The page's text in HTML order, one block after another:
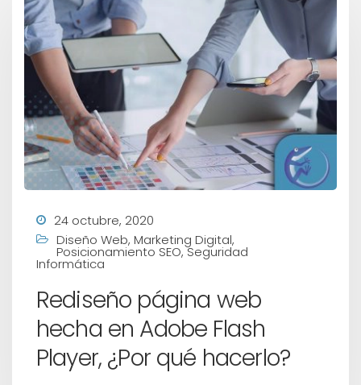
24 octubre, 2020
Diseño Web, Marketing Digital,
Posicionamiento SEO,Seguridad
Informática
Rediseño página web
hecha en Adobe Flash
Player, ¿Por qué hacerlo?